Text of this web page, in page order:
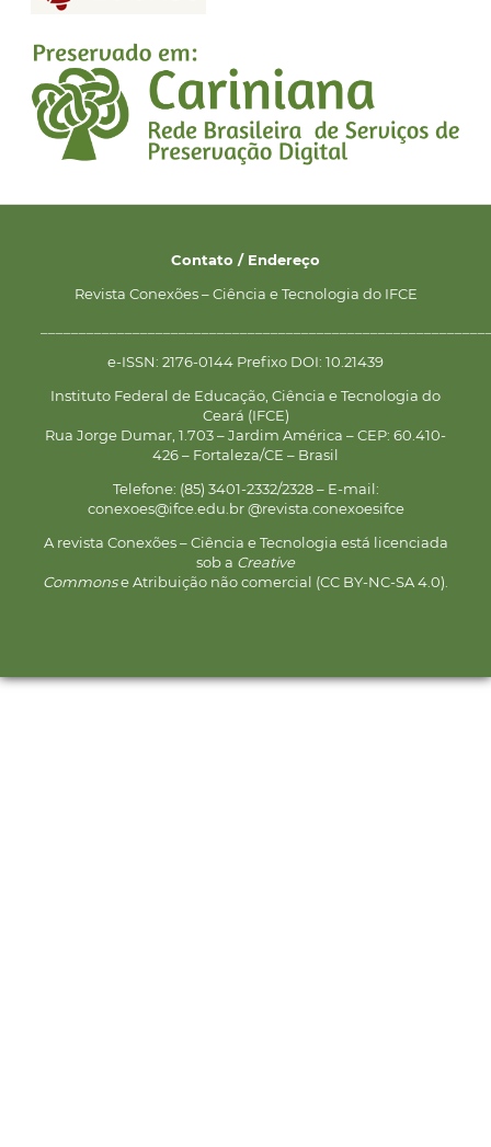
Contato / Endereço
Revista Conexões – Ciência e Tecnologia do IFCE
e-ISSN: 2176-0144 Prefixo DOI: 10.21439
Instituto Federal de Educação, Ciência e Tecnologia do
Ceará (IFCE)
Rua Jorge Dumar, 1.703 – Jardim América – CEP: 60.410-
426 – Fortaleza/CE – Brasil
Telefone: (85) 3401-2332/2328 – E-mail:
conexoes@ifce.edu.br @revista.conexoesifce
A revista Conexões – Ciência e Tecnologia está licenciada
sob a Creative
Commonse Atribuição não comercial (CC BY-NC-SA 4.0).